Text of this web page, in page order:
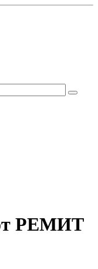
РЕМИТ